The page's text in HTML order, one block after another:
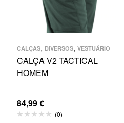
CALÇAS, DIVERSOS, VESTUÁRIO
CALÇA V2 TACTICAL
HOMEM
84,99€
(0)